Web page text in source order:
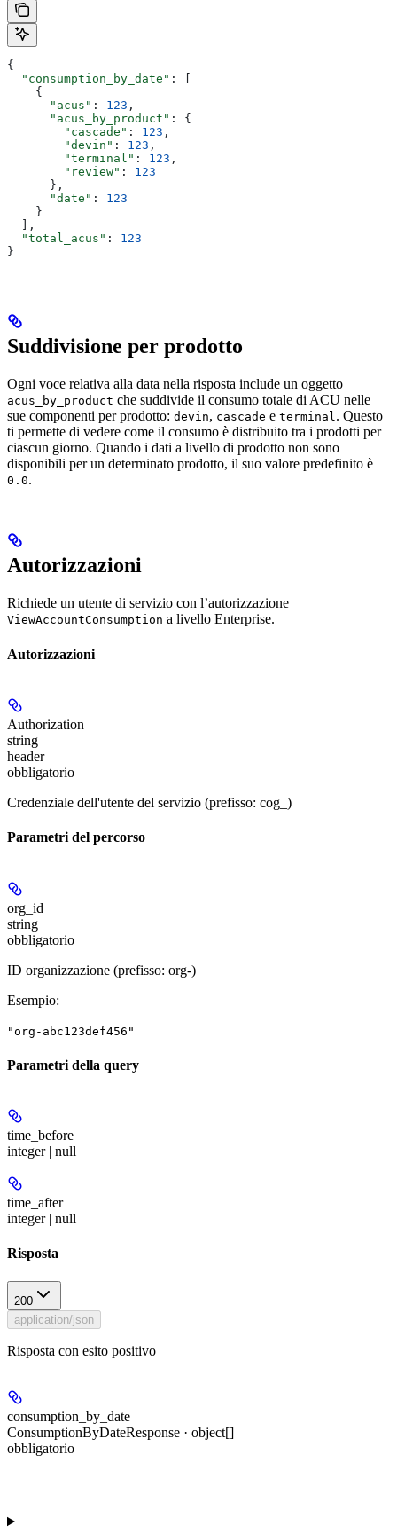
{
  "consumption_by_date"
: [
    {
      "acus"
: 123 ,
      "acus_by_product"
: {
        "cascade"
: 123 ,
        "devin"
: 123 ,
        "terminal"
: 123 ,
        "review"
: 123
      },
      "date"
: 123
    }
  ],
  "total_acus"
: 123
}
Suddivisione per prodotto
Ogni voce relativa alla data nella risposta include un oggetto
acus_by_product che suddivide il consumo totale di ACU nelle
sue componenti per prodotto: devin, cascade e terminal. Questo
ti permette di vedere come il consumo è distribuito tra i prodotti per
ciascun giorno. Quando i dati a livello di prodotto non sono
disponibili per un determinato prodotto, il suo valore predefinito è
0.0.
Autorizzazioni
Richiede un utente di servizio con l’autorizzazione
ViewAccountConsumption a livello Enterprise.
Autorizzazioni
Authorization
string
header
obbligatorio
Credenziale dell'utente del servizio (prefisso: cog_)
Parametri del percorso
org_id
string
obbligatorio
ID organizzazione (prefisso: org-)
Esempio:
"org-abc123def456"
Parametri della query
time_before
integer | null
time_after
integer | null
Risposta
200
application/json
Risposta con esito positivo
consumption_by_date
ConsumptionByDateResponse · object[]
obbligatorio